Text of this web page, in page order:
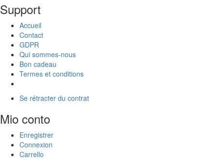
Support
Accueil
Contact
GDPR
Qui sommes-nous
Bon cadeau
Termes et conditions
Se rétracter du contrat
Mio conto
Enregistrer
Connexion
Carrello